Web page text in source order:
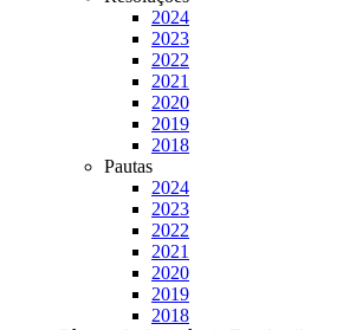
2024
2023
2022
2021
2020
2019
2018
Pautas
2024
2023
2022
2021
2020
2019
2018